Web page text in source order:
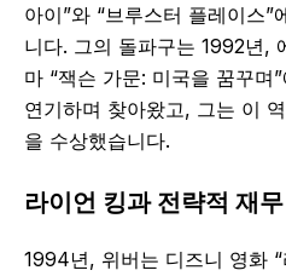
아이”와 “브루스터 플레이스
니다. 그의 돌파구는 1992년,
마 “잭슨 가문: 미국을 꿈꾸며
연기하며 찾아왔고, 그는 이
을 수상했습니다.
라이언 킹과 전략적 재
1994년, 위버는 디즈니 영화